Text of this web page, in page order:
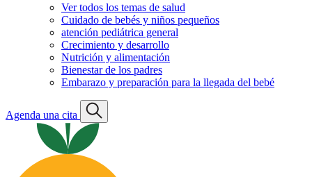
Ver todos los temas de salud
Cuidado de bebés y niños pequeños
atención pediátrica general
Crecimiento y desarrollo
Nutrición y alimentación
Bienestar de los padres
Embarazo y preparación para la llegada del bebé
Agenda una cita